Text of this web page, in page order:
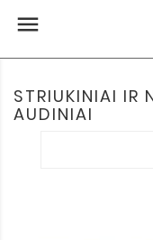

STRIUKINIAI IR
AUDINIAI